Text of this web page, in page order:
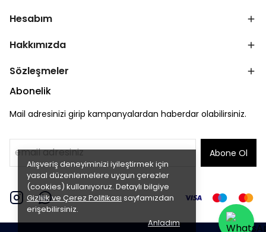
Alışveriş deneyiminizi iyileştirmek için
yasal düzenlemelere uygun çerezler
(cookies) kullanıyoruz. Detaylı bilgiye
Gizlilik ve Çerez Politikası sayfamızdan
erişebilirsiniz.
Anladım
Hesabım
Hakkımızda
Sözleşmeler
Abonelik
Mail adresinizi girip kampanyalardan haberdar olabilirsiniz.
Abone Ol